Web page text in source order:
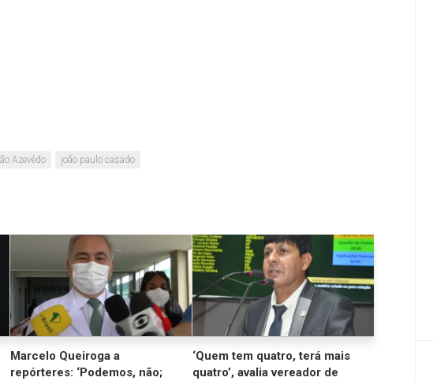
Azevêdo joão paulo casado
Marcelo Queiroga a
repórteres: ‘Podemos, não;
‘Quem tem quatro, terá mais
quatro’, avalia vereador de